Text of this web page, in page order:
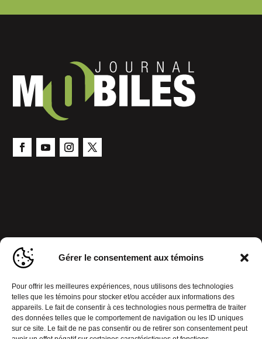
Gérer le consentement aux témoins
Pour offrir les meilleures expériences, nous utilisons des technologies
telles que les témoins pour stocker et/ou accéder aux informations des
appareils. Le fait de consentir à ces technologies nous permettra de traiter
des données telles que le comportement de navigation ou les ID uniques
sur ce site. Le fait de ne pas consentir ou de retirer son consentement peut